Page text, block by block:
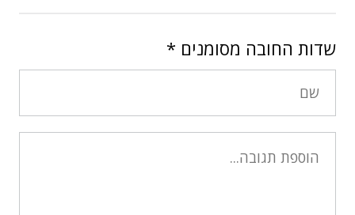
שדות החובה מסומנים *